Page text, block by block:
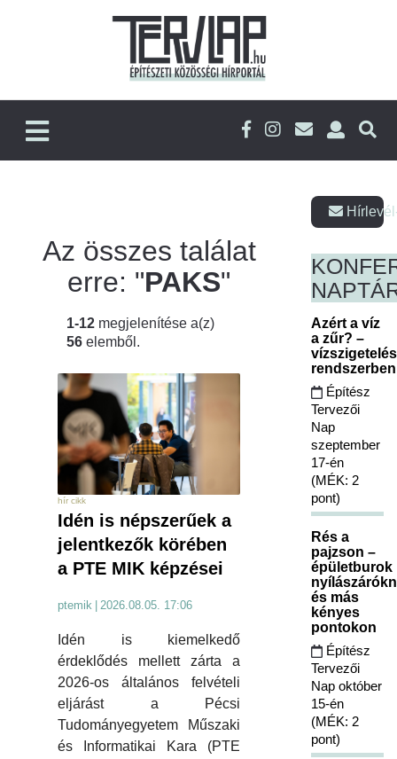
Az összes találat
erre: "PAKS"
1-12 megjelenítése a(z)
56 elemből.
hír cikk
Idén is népszerűek a
jelentkezők körében
a PTE MIK képzései
ptemik 2026.08.05. 17:06
Idén is kiemelkedő
érdeklődés mellett zárta a
2026-os általános felvételi
eljárást a Pécsi
Tudományegyetem Műszaki
és Informatikai Kara (PTE
Azért a víz
a zűr? –
Építész
Tervezői
Nap
szeptember
17-én
(MÉK: 2
pont)
Rés a
pajzson –
épületburok
és más
kényes
pontokon
Építész
Tervezői
Nap október
15-én
(MÉK: 2
pont)